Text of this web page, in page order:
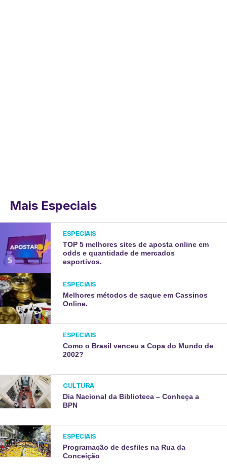
Mais Especiais
ESPECIAIS
TOP 5 melhores sites de aposta online em
odds e quantidade de mercados
esportivos.
ESPECIAIS
Melhores métodos de saque em Cassinos
Online.
ESPECIAIS
Como o Brasil venceu a Copa do Mundo de
2002?
CULTURA
Dia Nacional da Biblioteca – Conheça a
BPN
ESPECIAIS
Programação de desfiles na Rua da
Conceição